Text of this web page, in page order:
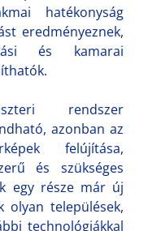
hatékonyság
eredményeznek,
és kamarai
rendszer
azonban az
felújítása,
és szükséges
egy része már új
olyan települések,
technológiákkal